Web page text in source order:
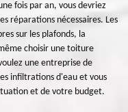
fois par an, vous devriez
réparations nécessaires. Les
sur les plafonds, la
choisir une toiture
une entreprise de
infiltrations d'eau et vous
et de votre budget.